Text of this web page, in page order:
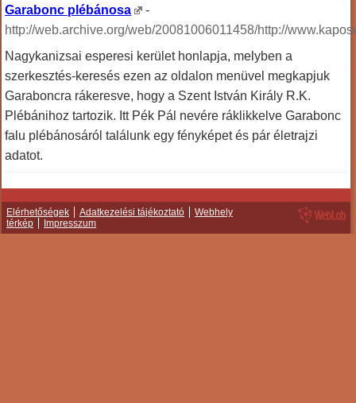
Garabonc plébánosa
-
http://web.archive.org/web/20081006011458/http://
Nagykanizsai esperesi kerület honlapja, melyben a
szerkesztés-keresés ezen az oldalon menüvel megkapjuk
Garaboncra rákeresve, hogy a Szent István Király R.K.
Plébánihoz tartozik. Itt Pék Pál nevére ráklikkelve Garabonc
falu plébánosáról találunk egy fényképet és pár életrajzi
adatot.
Elérhetőségek Adatkezelési tájékoztató
Webhely
térkép
Impresszum